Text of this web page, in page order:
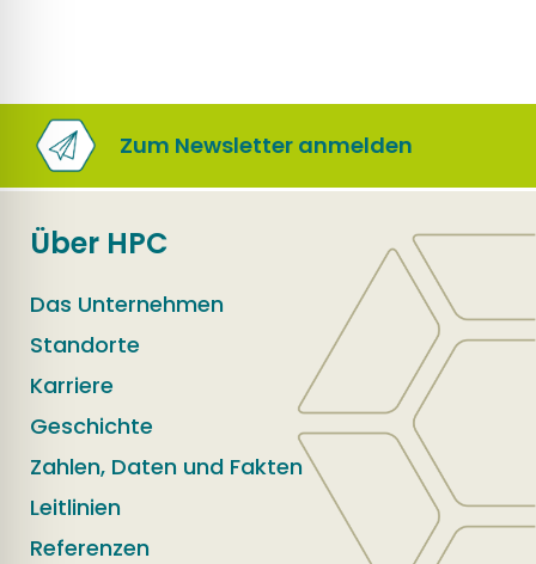
Zum Newsletter anmelden
Über HPC
Das Unternehmen
Standorte
Karriere
Geschichte
Zahlen, Daten und Fakten
Leitlinien
Referenzen